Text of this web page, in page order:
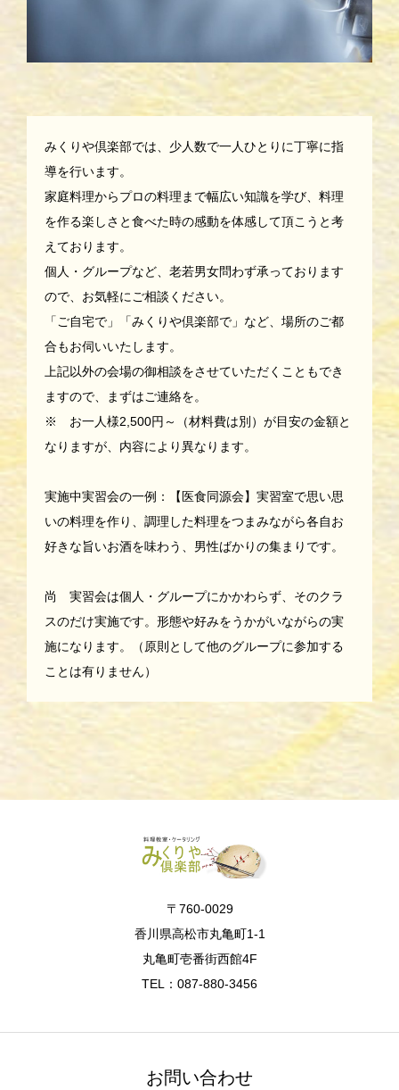
みくりや倶楽部では、少人数で一人ひとりに丁寧に指
導を行います。
家庭料理からプロの料理まで幅広い知識を学び、料理
を作る楽しさと食べた時の感動を体感して頂こうと考
えております。
個人・グループなど、老若男女問わず承っております
ので、お気軽にご相談ください。
「ご自宅で」「みくりや倶楽部で」など、場所のご都
合もお伺いいたします。
上記以外の会場の御相談をさせていただくこともでき
ますので、まずはご連絡を。
※ お一人様2,500円～（材料費は別）が目安の金額と
なりますが、内容により異なります。
実施中実習会の一例：【医食同源会】実習室で思い思
いの料理を作り、調理した料理をつまみながら各自お
好きな旨いお酒を味わう、男性ばかりの集まりです。
尚 実習会は個人・グループにかかわらず、そのクラ
スのだけ実施です。形態や好みをうかがいながらの実
施になります。（原則として他のグループに参加する
ことは有りません）
〒760-0029
香川県高松市丸亀町1-1
丸亀町壱番街西館4F
TEL：087-880-3456
お問い合わせ